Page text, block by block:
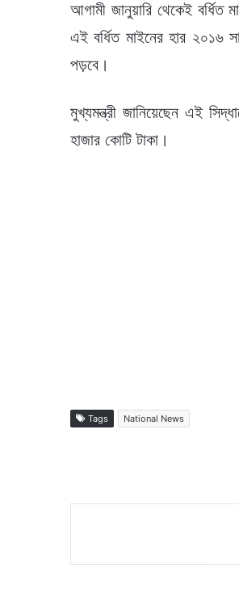
আগামী জানুয়ারি থেকেই বর্ধিত
এই বর্ধিত মাইনের হার ২০১৬
পড়বে।
মুখ্যমন্ত্রী জানিয়েছেন এই
হাজার কোটি টাকা।
Tags National News